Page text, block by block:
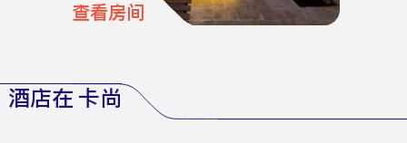
查看房间
酒店在 卡尚